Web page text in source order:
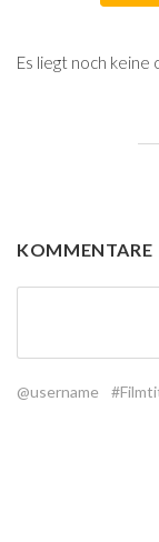
Es liegt noch keine
KOMMENTARE
@username